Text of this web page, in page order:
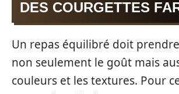
DES COURGETTES
Un repas équilibré doit
non seulement le goût mais
couleurs et les textures. Pour